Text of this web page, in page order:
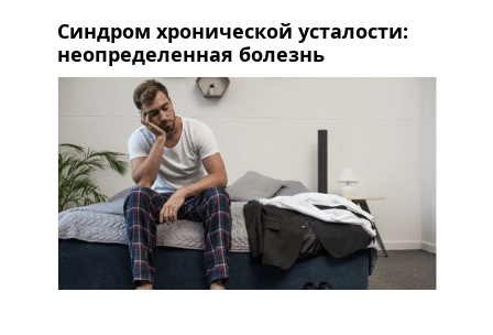
Синдром хронической усталости:
неопределенная болезнь